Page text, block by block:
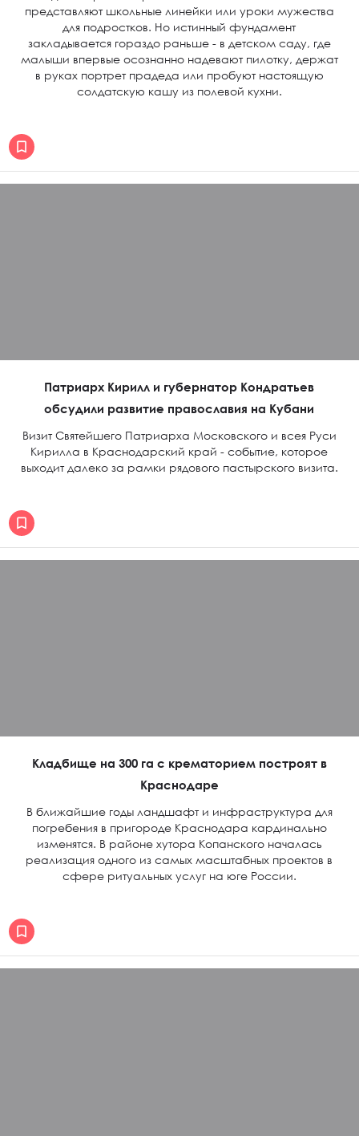
представляют школьные линейки или уроки мужества
для подростков. Но истинный фундамент
закладывается гораздо раньше - в детском саду, где
малыши впервые осознанно надевают пилотку, держат
в руках портрет прадеда или пробуют настоящую
солдатскую кашу из полевой кухни.
Патриарх Кирилл и губернатор Кондратьев
обсудили развитие православия на Кубани
Визит Святейшего Патриарха Московского и всея Руси
Кирилла в Краснодарский край - событие, которое
выходит далеко за рамки рядового пастырского визита.
Кладбище на 300 га с крематорием построят в
Краснодаре
В ближайшие годы ландшафт и инфраструктура для
погребения в пригороде Краснодара кардинально
изменятся. В районе хутора Копанского началась
реализация одного из самых масштабных проектов в
сфере ритуальных услуг на юге России.